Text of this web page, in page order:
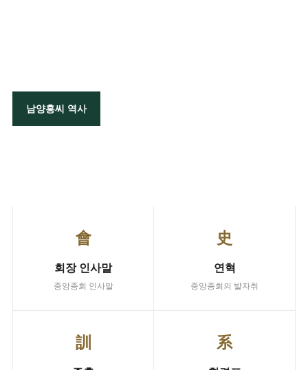
남양홍씨 역사
會
회장 인사말
중앙종회 인사말
史
연혁
중앙종회의 발자취
訓 系